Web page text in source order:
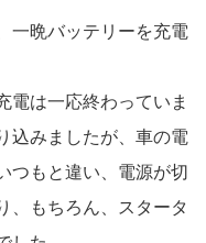
一晩バッテリーを充電
電は一応終わっていま
込みましたが、車の電
つもと違い、電源が切
、もちろん、スタータ